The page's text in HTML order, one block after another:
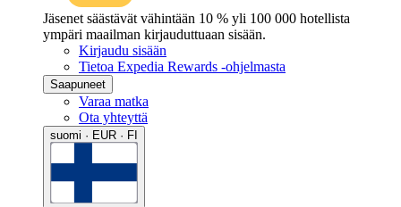
Jäsenet säästävät vähintään 10 % yli 100 000 hotellista
ympäri maailman kirjauduttuaan sisään.
Kirjaudu sisään
Tietoa Expedia Rewards -ohjelmasta
Saapuneet
Varaa matka
Ota yhteyttä
suomi · EUR · FI